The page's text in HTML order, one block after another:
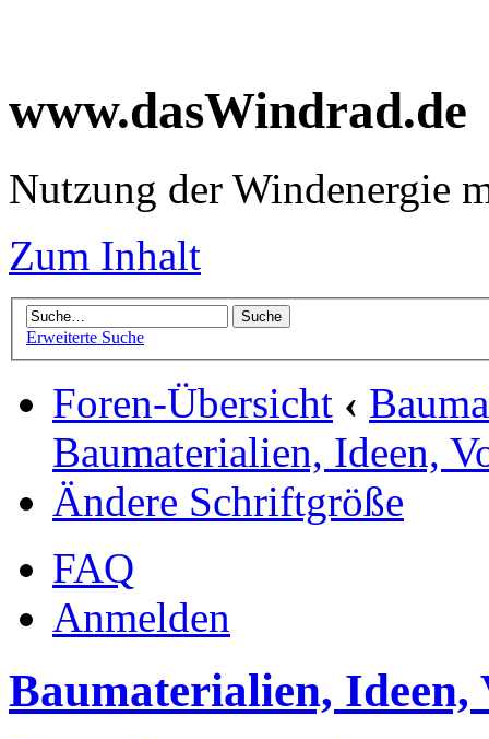
www.dasWindrad.de
Nutzung der Windenergie
Zum Inhalt
Erweiterte Suche
Foren-Übersicht ‹
Baumaterialien, Ideen,
Ändere Schriftgröße
FAQ
Anmelden
Baumaterialien, Ideen,